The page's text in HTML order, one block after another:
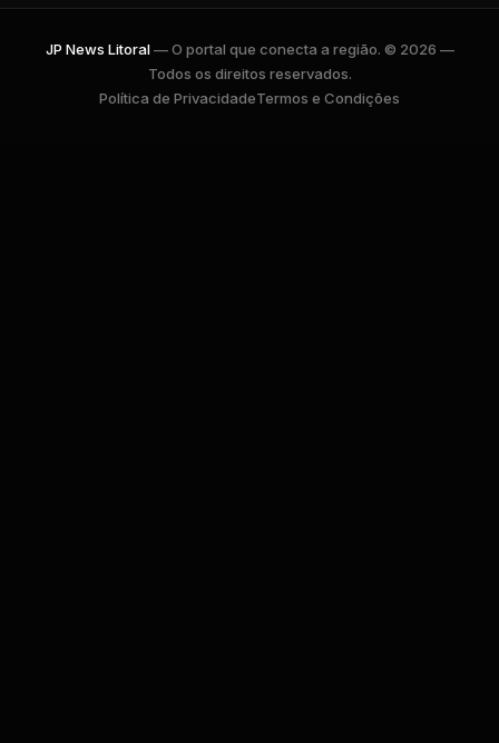
JP News Litoral— O portal que conecta a região. © 2026 —
Todos os direitos reservados.
Política de PrivacidadeTermos e Condições